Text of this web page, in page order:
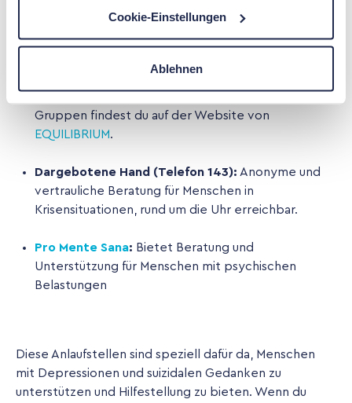
Cookie-Einstellungen
Ablehnen
EQUILIBRIUM unterstützt Selbsthilfegruppen für
Menschen mit Depressionen. Es gibt Gruppen, die
Gruppen findest du auf der Website von
EQUILIBRIUM.
Dargebotene Hand (Telefon 143): Anonyme und
vertrauliche Beratung für Menschen in
Krisensituationen, rund um die Uhr erreichbar.
Pro Mente Sana: Bietet Beratung und
Unterstützung für Menschen mit psychischen
Belastungen
Diese Anlaufstellen sind speziell dafür da, Menschen
mit Depressionen und suizidalen Gedanken zu
unterstützen und Hilfestellung zu bieten. Wenn du